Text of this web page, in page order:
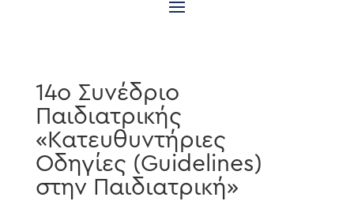
14ο Συνέδριο
Παιδιατρικής
«Κατευθυντήριες
Οδηγίες (Guidelines)
στην Παιδιατρική»